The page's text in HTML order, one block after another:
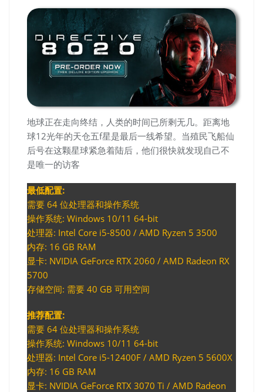
地球正在走向终结，人类的时间已所剩无几。距离地
球12光年的天仓五f星是最后一线希望。当殖民飞船仙
后号在这颗星球紧急着陆后，他们很快就发现自己不
是唯一的访客
最低配置:
需要 64 位处理器和操作系统
操作系统: Windows 10/11 64-bit
处理器: Intel Core i5-8500 / AMD Ryzen 5 3500
内存: 16 GB RAM
显卡: NVIDIA GeForce RTX 2060 / AMD Radeon RX
5700
存储空间: 需要 40 GB 可用空间
推荐配置:
需要 64 位处理器和操作系统
操作系统: Windows 10/11 64-bit
处理器: Intel Core i5-12400F / AMD Ryzen 5 5600X
内存: 16 GB RAM
显卡: NVIDIA GeForce RTX 3070 Ti / AMD Radeon